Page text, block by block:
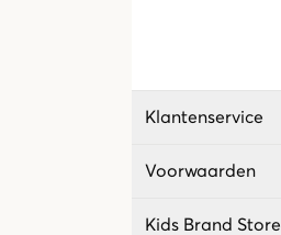
Klantenservice
Voorwaarden
Kids Brand Store